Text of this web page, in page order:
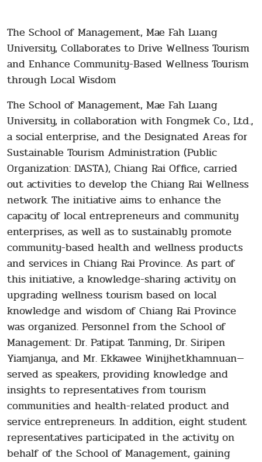
The School of Management, Mae Fah Luang
University, Collaborates to Drive Wellness Tourism
and Enhance Community-Based Wellness Tourism
through Local Wisdom
The School of Management, Mae Fah Luang
University, in collaboration with Fongmek Co., Ltd.,
a social enterprise, and the Designated Areas for
Sustainable Tourism Administration (Public
Organization: DASTA), Chiang Rai Office, carried
out activities to develop the Chiang Rai Wellness
network. The initiative aims to enhance the
capacity of local entrepreneurs and community
enterprises, as well as to sustainably promote
community-based health and wellness products
and services in Chiang Rai Province. As part of
this initiative, a knowledge-sharing activity on
upgrading wellness tourism based on local
knowledge and wisdom of Chiang Rai Province
was organized. Personnel from the School of
Management: Dr. Patipat Tanming, Dr. Siripen
Yiamjanya, and Mr. Ekkawee Winijhetkhamnuan—
served as speakers, providing knowledge and
insights to representatives from tourism
communities and health-related product and
service entrepreneurs. In addition, eight student
representatives participated in the activity on
behalf of the School of Management, gaining